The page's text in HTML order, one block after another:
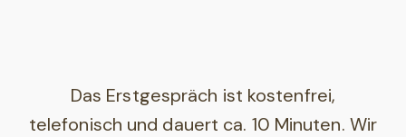
Das Erstgespräch ist kostenfrei,
telefonisch und dauert ca. 10 Minuten. Wir